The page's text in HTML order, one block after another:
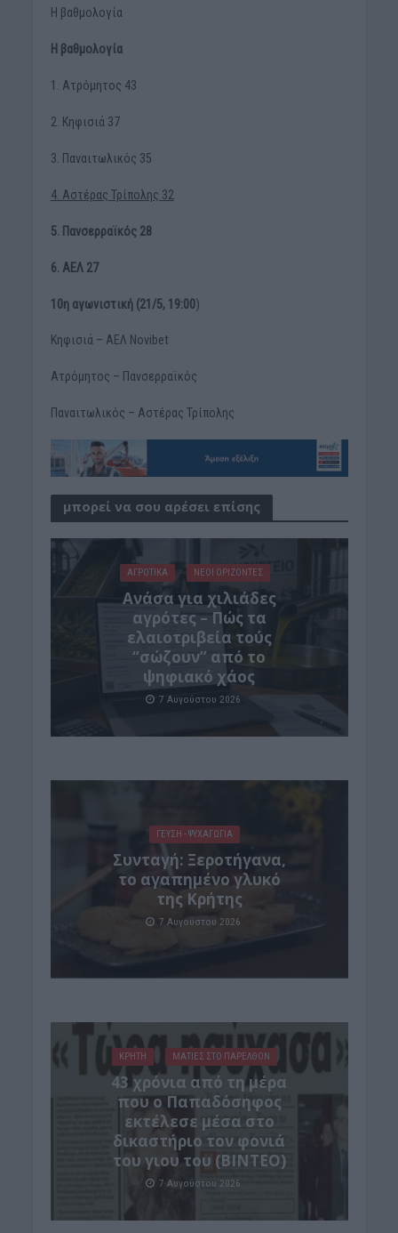
Η βαθμολογία
H βαθμολογία
1. Ατρόμητος 43
2. Κηφισιά 37
3. Παναιτωλικός 35
4. Αστέρας Τρίπολης 32
5. Πανσερραϊκός 28
6. ΑΕΛ 27
10η αγωνιστική (21/5, 19:00)
Κηφισιά – ΑΕΛ Novibet
Ατρόμητος – Πανσερραϊκός
Παναιτωλικός – Αστέρας Τρίπολης
μπορεί να σου αρέσει επίσης
ΑΓΡΟΤΙΚΑ ΝΕΟΙ ΟΡΙΖΟΝΤΕΣ
Ανάσα για χιλιάδες
αγρότες – Πώς τα
ελαιοτριβεία τούς
“σώζουν” από το
ψηφιακό χάος
7 Αυγούστου 2026
ΓΕΎΣΗ - ΨΥΧΑΓΩΓΊΑ
Συνταγή: Ξεροτήγανα,
το αγαπημένο γλυκό
της Κρήτης
7 Αυγούστου 2026
ΚΡΗΤΗ ΜΑΤΙΕΣ ΣΤΟ ΠΑΡΕΛΘΟΝ
43 χρόνια από τη μέρα
που ο Παπαδόσηφος
εκτέλεσε μέσα στο
δικαστήριο τον φονιά
του γιου του (ΒΙΝΤΕΟ)
7 Αυγούστου 2026